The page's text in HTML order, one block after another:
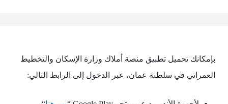
بإمكانك تحميل تطبيق منصة أملاك وزارة الإسكان والتخطيط
العمراني في سلطنة عمان، عبر الدخول إلى الرابط التالي: